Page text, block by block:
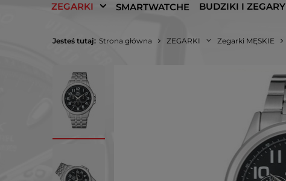
ZEGARKI SMARTWATCHE BUDZIKI I ZEGARY
Jesteś tutaj: Strona główna ZEGARKI Zegarki MĘSKIE